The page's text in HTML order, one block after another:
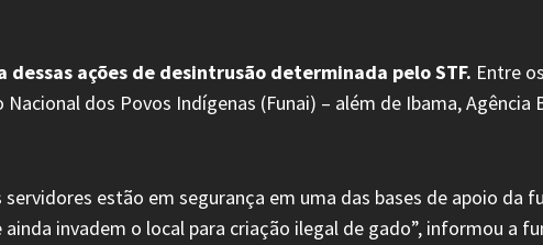
ações de desintrusão determinada pelo STF. Entre
dos Povos Indígenas (Funai) – além de Ibama,
estão em segurança em uma das bases de apoio da
invadem o local para criação ilegal de gado”, informou a